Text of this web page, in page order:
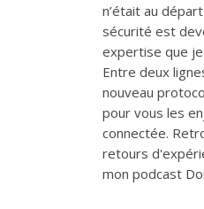
n’était au
sécurité est
expertise que
Entre deux
nouveau
pour vous les
connectée.
retours
mon podcast